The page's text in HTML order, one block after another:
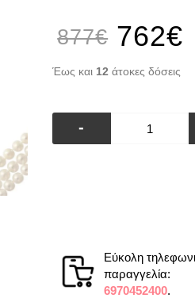
877€ 762€
Έως και 12 άτοκες δόσεις
-
Εύκολη
παραγγελία:
6970452400.